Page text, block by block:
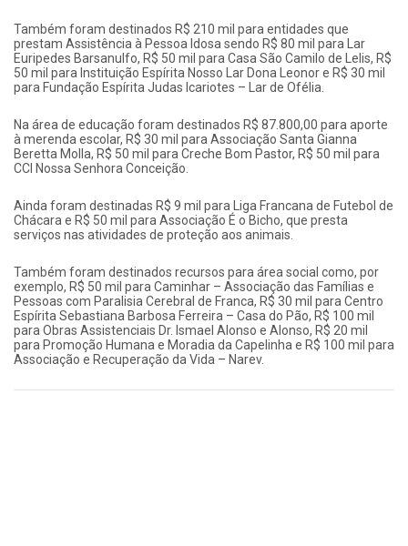
Também foram destinados R$ 210 mil para entidades que
prestam Assistência à Pessoa Idosa sendo R$ 80 mil para Lar
Euripedes Barsanulfo, R$ 50 mil para Casa São Camilo de Lelis, R$
50 mil para Instituição Espírita Nosso Lar Dona Leonor e R$ 30 mil
para Fundação Espírita Judas Icariotes – Lar de Ofélia.
Na área de educação foram destinados R$ 87.800,00 para aporte
à merenda escolar, R$ 30 mil para Associação Santa Gianna
Beretta Molla, R$ 50 mil para Creche Bom Pastor, R$ 50 mil para
CCI Nossa Senhora Conceição.
Ainda foram destinadas R$ 9 mil para Liga Francana de Futebol de
Chácara e R$ 50 mil para Associação É o Bicho, que presta
serviços nas atividades de proteção aos animais.
Também foram destinados recursos para área social como, por
exemplo, R$ 50 mil para Caminhar – Associação das Famílias e
Pessoas com Paralisia Cerebral de Franca, R$ 30 mil para Centro
Espírita Sebastiana Barbosa Ferreira – Casa do Pão, R$ 100 mil
para Obras Assistenciais Dr. Ismael Alonso e Alonso, R$ 20 mil
para Promoção Humana e Moradia da Capelinha e R$ 100 mil para
Associação e Recuperação da Vida – Narev.